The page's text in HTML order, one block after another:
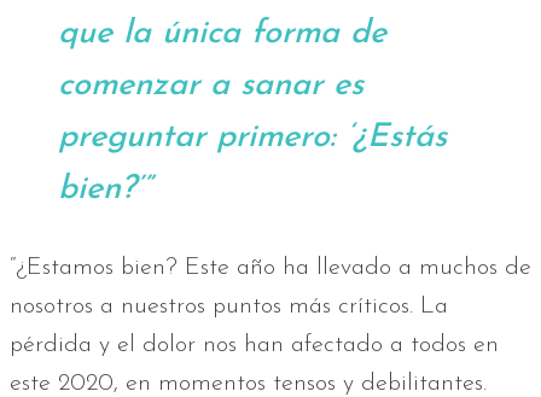
que la única forma de
comenzar a sanar es
preguntar primero: ‘¿Estás
bien?’”
“¿Estamos bien? Este año ha llevado a muchos de
nosotros a nuestros puntos más críticos. La
pérdida y el dolor nos han afectado a todos en
este 2020, en momentos tensos y debilitantes.